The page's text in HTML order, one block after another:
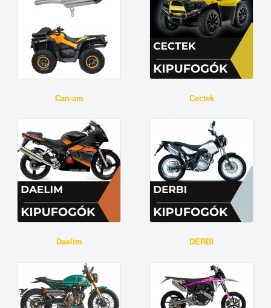
Can-am Cectek
Daelim DERBI